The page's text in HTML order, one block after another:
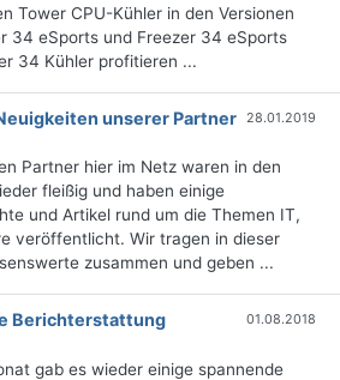
Tower CPU-Kühler in den Versionen
34 eSports und Freezer 34 eSports
34 Kühler profitieren ...
unserer Partner
28.01.2019
Partner hier im Netz waren in den
fleißig und haben einige
und Artikel rund um die Themen IT,
veröffentlicht. Wir tragen in dieser
zusammen und geben ...
Berichterstattung
01.08.2018
gab es wieder einige spannende